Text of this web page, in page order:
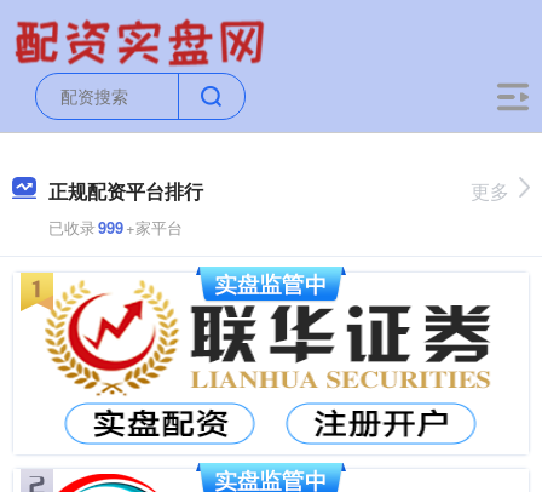
正规配资平台排行
已收录999+家平台
更多